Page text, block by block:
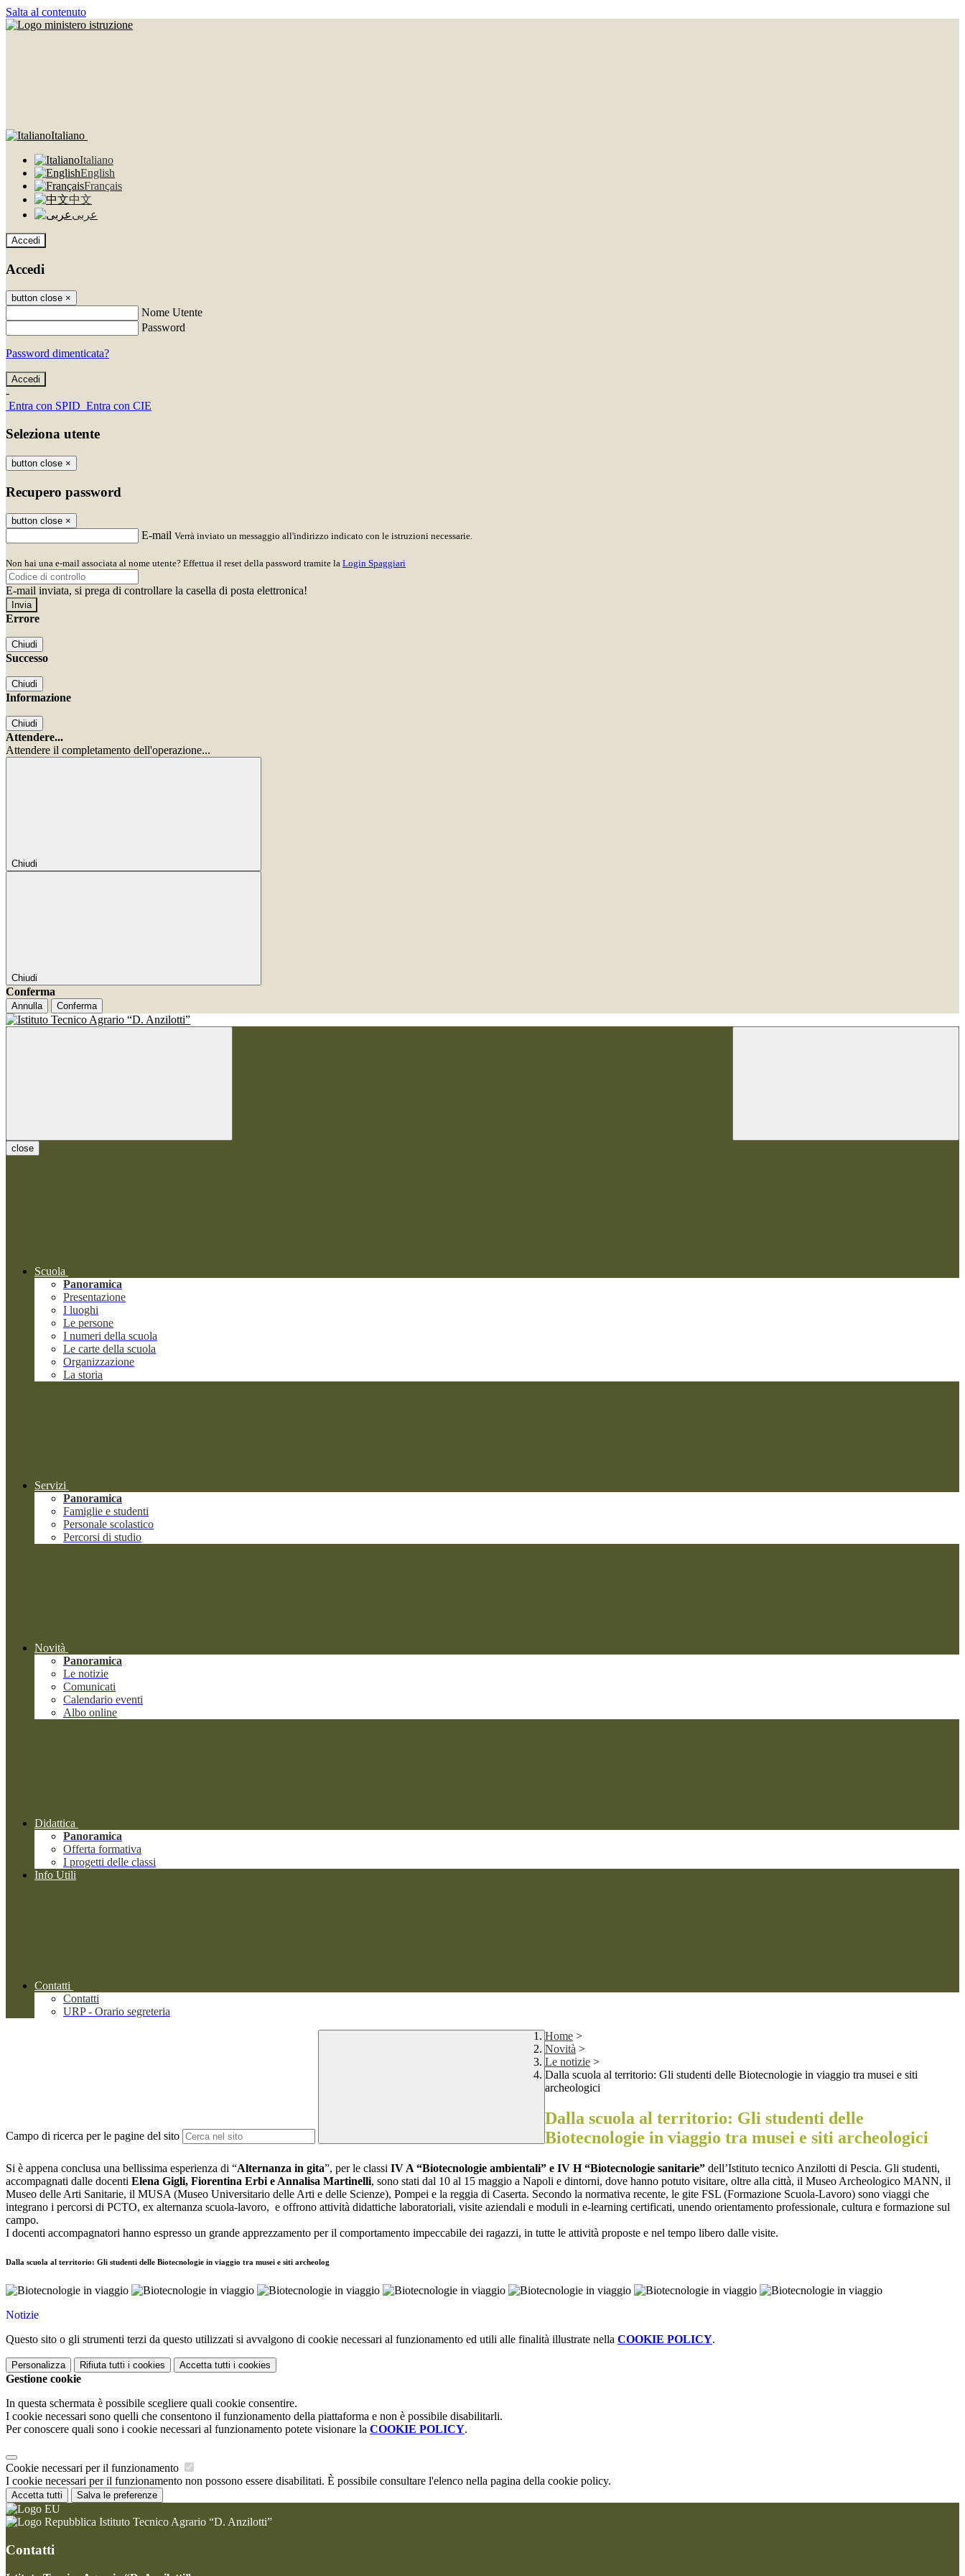
Salta al contenuto
Italiano
Italiano
English
Français
中文
عربى
Accedi
Accedi
button close ×
Nome Utente
Password
Password dimenticata?
-
Entra con SPID Entra con CIE
Seleziona utente
button close ×
Recupero password
button close ×
E-mail Verrà inviato un messaggio all'indirizzo indicato con le istruzioni necessarie.
Non hai una e-mail associata al nome utente? Effettua il reset della password tramite la Login Spaggiari
E-mail inviata, si prega di controllare la casella di posta elettronica!
Errore
Chiudi
Successo
Chiudi
Informazione
Chiudi
Attendere...
Attendere il completamento dell'operazione...
Chiudi
Chiudi
Conferma
Annulla Conferma
close
Scuola
Panoramica
Presentazione
I luoghi
Le persone
I numeri della scuola
Le carte della scuola
Organizzazione
La storia
Servizi
Panoramica
Famiglie e studenti
Personale scolastico
Percorsi di studio
Novità
Panoramica
Le notizie
Comunicati
Calendario eventi
Albo online
Didattica
Panoramica
Offerta formativa
I progetti delle classi
Info Utili
Contatti
Contatti
URP - Orario segreteria
Campo di ricerca per le pagine del sito
Home >
Novità >
Le notizie >
Dalla scuola al territorio: Gli studenti delle Biotecnologie in viaggio tra musei e siti
archeologici
Dalla scuola al territorio: Gli studenti delle
Biotecnologie in viaggio tra musei e siti archeologici
Si è appena conclusa una bellissima esperienza di “Alternanza in gita”, per le classi IV A “Biotecnologie ambientali” e IV H “Biotecnologie sanitarie” dell’Istituto tecnico Anzilotti di Pescia. Gli studenti,
accompagnati dalle docenti Elena Gigli, Fiorentina Erbi e Annalisa Martinelli, sono stati dal 10 al 15 maggio a Napoli e dintorni, dove hanno potuto visitare, oltre alla città, il Museo Archeologico MANN, il
Museo delle Arti Sanitarie, il MUSA (Museo Universitario delle Arti e delle Scienze), Pompei e la reggia di Caserta. Secondo la normativa recente, le gite FSL (Formazione Scuola-Lavoro) sono viaggi che
integrano i percorsi di PCTO, ex alternanza scuola-lavoro, e offrono attività didattiche laboratoriali, visite aziendali e moduli in e-learning certificati, unendo orientamento professionale, cultura e formazione sul
campo.
I docenti accompagnatori hanno espresso un grande apprezzamento per il comportamento impeccabile dei ragazzi, in tutte le attività proposte e nel tempo libero dalle visite.
Dalla scuola al territorio: Gli studenti delle Biotecnologie in viaggio tra musei e siti archeolog
Notizie
Questo sito o gli strumenti terzi da questo utilizzati si avvalgono di cookie necessari al funzionamento ed utili alle finalità illustrate nella COOKIE POLICY.
Personalizza Rifiuta tutti i cookies Accetta tutti i cookies
Gestione cookie
In questa schermata è possibile scegliere quali cookie consentire.
I cookie necessari sono quelli che consentono il funzionamento della piattaforma e non è possibile disabilitarli.
Per conoscere quali sono i cookie necessari al funzionamento potete visionare la COOKIE POLICY.
Cookie necessari per il funzionamento
I cookie necessari per il funzionamento non possono essere disabilitati. È possibile consultare l'elenco nella pagina della cookie policy.
Accetta tutti Salva le preferenze
Istituto Tecnico Agrario “D. Anzilotti”
Contatti